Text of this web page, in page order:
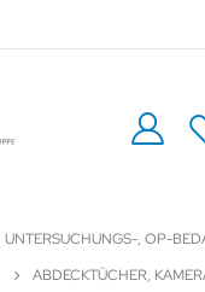
UNTERSUCHUNGS-, OP-
ABDECKTÜCHER,